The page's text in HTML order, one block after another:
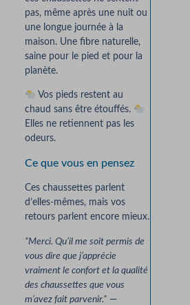
pas, même après une nuit ou
une longue journée à la
maison. Une fibre naturelle,
saine pour le pied et pour la
planète.
Vos pieds restent au
chaud sans être étouffés.
Elles ne retiennent pas les
odeurs.
Ce que vous en pensez
Ces chaussettes parlent
d’elles-mêmes, mais vos
retours parlent encore mieux.
“Merci. Qu’il me soit permis de
vous dire que j’apprécie
vraiment le confort et la qualité
des chaussettes que vous
m’avez fait parvenir.”—